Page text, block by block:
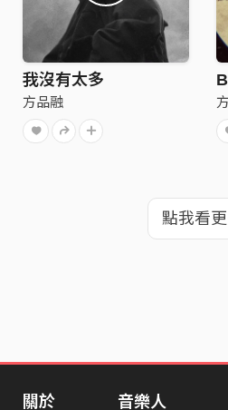
我沒有太多
方品融
點我看
關於 音樂人